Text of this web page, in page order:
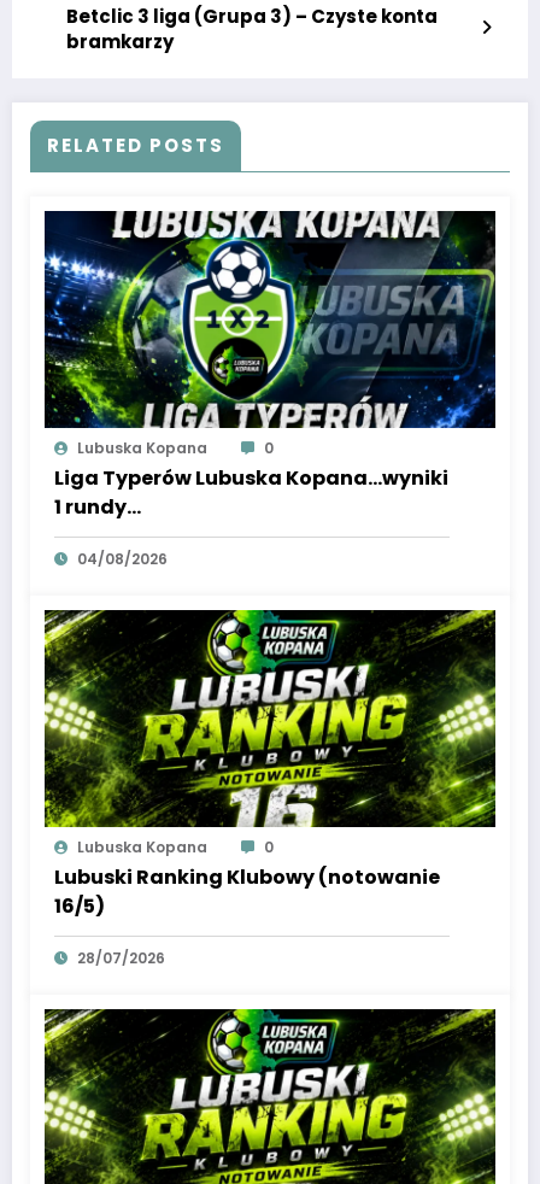
Betclic 3 liga (Grupa 3) – Czyste konta
bramkarzy
RELATED POSTS
Lubuska Kopana 0
Liga Typerów Lubuska Kopana…wyniki
1 rundy…
04/08/2026
Lubuska Kopana 0
Lubuski Ranking Klubowy (notowanie
16/5)
28/07/2026